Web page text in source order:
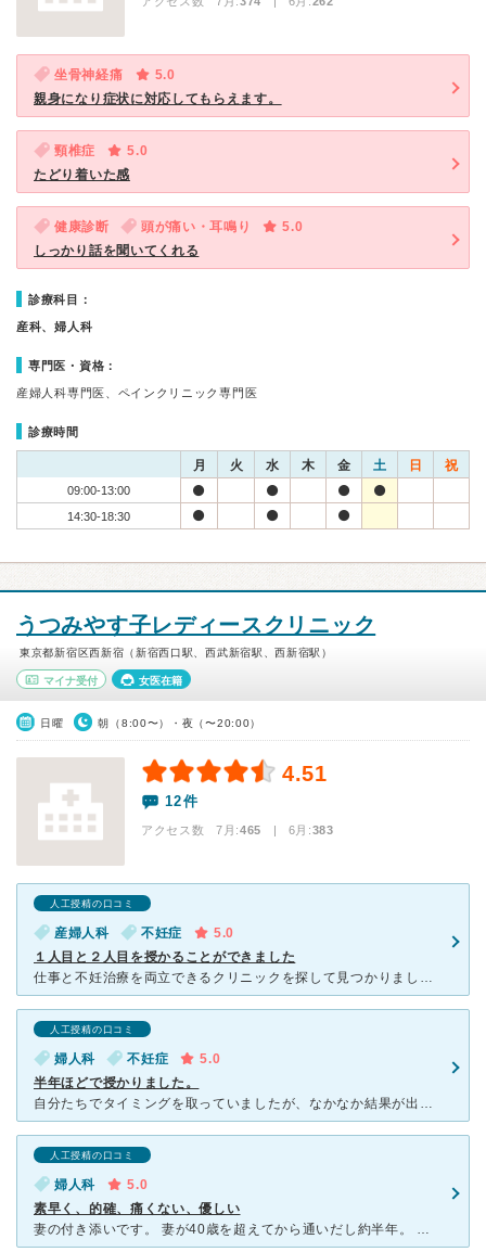
坐骨神経痛
5.0
親身になり症状に対応してもらえます。
頸椎症
5.0
たどり着いた感
健康診断 頭が痛い・耳鳴り
5.0
しっかり話を聞いてくれる
診療科目：
産科、婦人科
専門医・資格：
産婦人科専門医、ペインクリニック専門医
診療時間
月 火 水 木 金 土 日 祝
09:00-13:00
14:30-18:30
うつみやす子レディースクリニック
東京都新宿区西新宿（新宿西口駅、西武新宿駅、西新宿駅）
マイナ受付 女医在籍
日曜 朝（8:00〜）・夜（〜20:00）
4.51
12件
アクセス数 7月:465 | 6月:383
人工授精の口コミ
産婦人科 不妊症
5.0
１人目と２人目を授かることができました
仕事と不妊治療を両立できるクリニックを探して見つかりました。 朝8時から夜は8時まで。効率よい進め方でほとんど待ちません。来院からお会計まで5分くらいで終わったこともあり、本当に仕事と両立ができ
人工授精の口コミ
婦人科 不妊症
5.0
半年ほどで授かりました。
自分たちでタイミングを取っていましたが、なかなか結果が出なかったのでお世話になりました。検査の結果、毎回排卵日が若干ズレていたようで、時期によっては誘発剤を投与して育てました。タイミング法3回、人工授
人工授精の口コミ
婦人科
5.0
素早く、的確、痛くない、優しい
妻の付き添いです。 妻が40歳を超えてから通いだし約半年。 人工授精5回→体外受精初回で授かりました。 それぞれの患者さんの特徴を診察して、見合った治療をするのでは。体外受精は強い刺激を与えない